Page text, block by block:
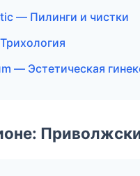
— Пилинги и чистки
— Эстетическая